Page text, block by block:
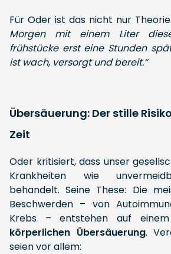
Für Oder ist das nicht nur Theorie.
Morgen mit einem Liter
frühstücke erst eine Stunden
ist wach, versorgt und bereit.“
Übersäuerung: Der stille
Zeit
Oder kritisiert, dass unser
Krankheiten wie
behandelt. Seine These: Die
Beschwerden – von
Krebs – entstehen auf
körperlichen Übersäuerung.
seien vor allem: